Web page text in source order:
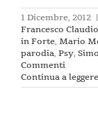
1 Dicembre, 2012 |
Francesco
in Forte, Mario
parodia, Psy,
Commenti
Continua a leggere